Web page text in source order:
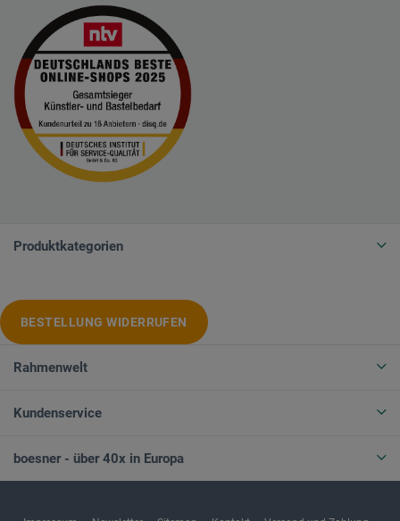
Produktkategorien
BESTELLUNG WIDERRUFEN
Rahmenwelt
Kundenservice
boesner - über 40x in Europa